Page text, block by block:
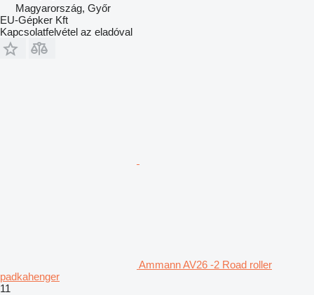
Magyarország, Győr
EU-Gépker Kft
Kapcsolatfelvétel az eladóval
Ammann AV26 -2 Road roller
padkahenger
11